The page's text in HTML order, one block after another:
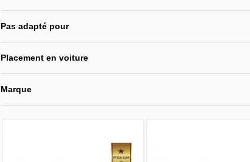
Pas adapté pour
Placement en voiture
Marque